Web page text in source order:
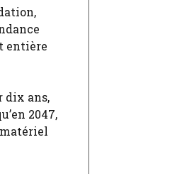
entière
dix ans,
2047,